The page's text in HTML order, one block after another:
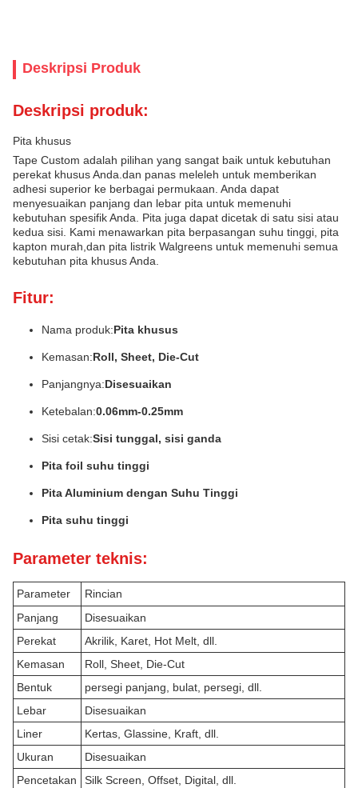
Deskripsi Produk
Deskripsi produk:
Pita khusus
Tape Custom adalah pilihan yang sangat baik untuk kebutuhan
perekat khusus Anda.dan panas meleleh untuk memberikan
adhesi superior ke berbagai permukaan. Anda dapat
menyesuaikan panjang dan lebar pita untuk memenuhi
kebutuhan spesifik Anda. Pita juga dapat dicetak di satu sisi atau
kedua sisi. Kami menawarkan pita berpasangan suhu tinggi, pita
kapton murah,dan pita listrik Walgreens untuk memenuhi semua
kebutuhan pita khusus Anda.
Fitur:
Nama produk:Pita khusus
Kemasan:Roll, Sheet, Die-Cut
Panjangnya:Disesuaikan
Ketebalan:0.06mm-0.25mm
Sisi cetak:Sisi tunggal, sisi ganda
Pita foil suhu tinggi
Pita Aluminium dengan Suhu Tinggi
Pita suhu tinggi
Parameter teknis:
Parameter
Rincian
Panjang
Disesuaikan
Perekat
Akrilik, Karet, Hot Melt, dll.
Kemasan
Roll, Sheet, Die-Cut
Bentuk
persegi panjang, bulat, persegi, dll.
Lebar
Disesuaikan
Liner
Kertas, Glassine, Kraft, dll.
Ukuran
Disesuaikan
Pencetakan
Silk Screen, Offset, Digital, dll.